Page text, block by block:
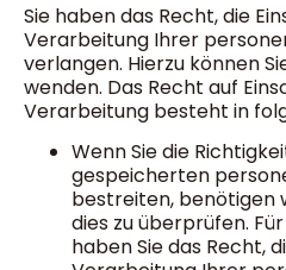
Sie haben das Recht, die
Verarbeitung Ihrer
verlangen. Hierzu können
wenden. Das Recht auf
Verarbeitung besteht in
Wenn Sie die
gespeicherten
bestreiten, benötigen
dies zu überprüfen.
haben Sie das Recht,